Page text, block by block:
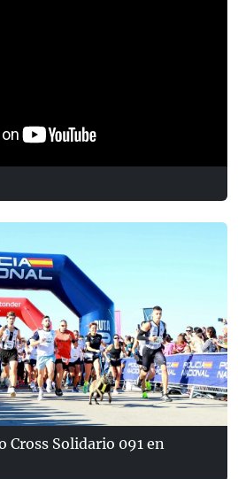
Cross Solidario 091 en